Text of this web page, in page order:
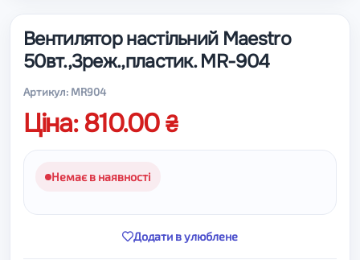
Вентилятор настільний Maestro
50вт.,3реж.,пластик. MR-904
Артикул: MR904
Ціна: 810.00
Немає в наявності
Додати в улюблене